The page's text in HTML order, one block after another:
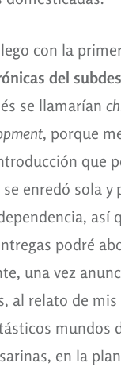
con la
del
se llamarían
, porque
que
enredó sola y
así
podré
una vez
al relato de mis
mundos
en la